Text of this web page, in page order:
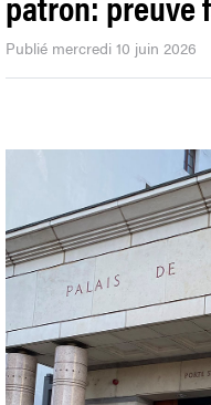
Publié mercredi 10 juin 2026